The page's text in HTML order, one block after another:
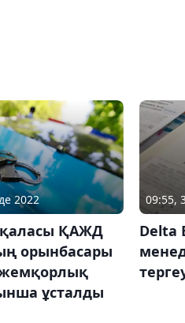
2022
ҚАЖД
орынбасары
ұсталды
09:55,
Delta